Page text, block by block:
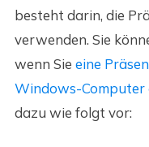
besteht darin, die
verwenden. Sie
wenn Sie eine
Windows-Computer
dazu wie folgt vor: